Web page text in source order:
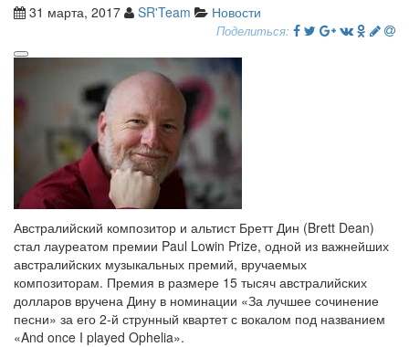
31 марта, 2017 SR'Team Новости
Поделиться:
Австралийский композитор и альтист Бретт Дин (Brett Dean)
стал лауреатом премии Paul Lowin Prize, одной из важнейших
австралийских музыкальных премий, вручаемых
композиторам. Премия в размере 15 тысяч австралийских
долларов вручена Дину в номинации «За лучшее сочинение
песни» за его 2-й струнный квартет с вокалом под названием
«And once I played Ophelia».